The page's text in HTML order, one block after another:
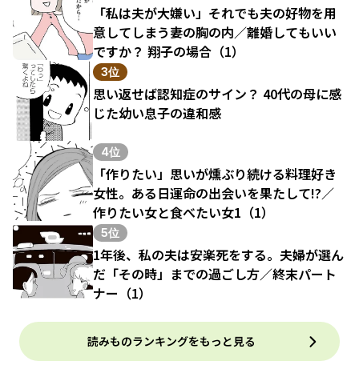
「私は夫が大嫌い」それでも夫の好物を用
意してしまう妻の胸の内／離婚してもいい
ですか？ 翔子の場合（1）
3位
思い返せば認知症のサイン？ 40代の母に感
じた幼い息子の違和感
4位
「作りたい」思いが燻ぶり続ける料理好き
女性。ある日運命の出会いを果たして!?／
作りたい女と食べたい女1（1）
5位
1年後、私の夫は安楽死をする。夫婦が選ん
だ「その時」までの過ごし方／終末パート
ナー（1）
読みものランキングをもっと見る